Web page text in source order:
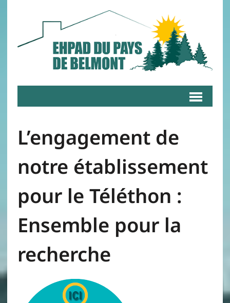
L’engagement de
notre établissement
pour le Téléthon :
Ensemble pour la
recherche